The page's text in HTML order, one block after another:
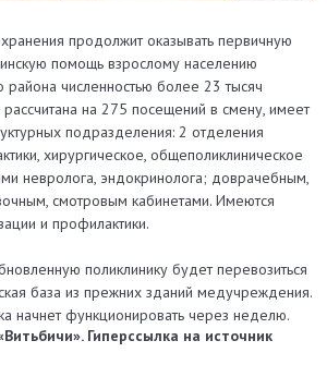
продолжит оказывать первичную
помощь взрослому населению
района численностью более 23 тысяч
рассчитана на 275 посещений в смену, имеет
подразделения: 2 отделения
хирургическое, общеполиклиническое
невролога, эндокринолога; доврачебным,
смотровым кабинетами. Имеются
и профилактики.
поликлинику будет перевозиться
база из прежних зданий медучреждения.
начнет функционировать через неделю.
Гиперссылка на источник